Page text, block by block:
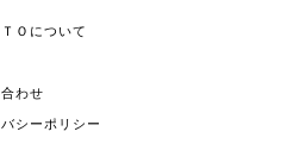
Ｏについて
わせ
シーポリシー